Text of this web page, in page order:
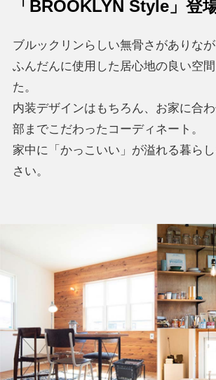
「BROOKLYN Style」登
ブルックリンらしい無骨さがありな
ふんだんに使用した居心地の良い空
た。
内装デザインはもちろん、お家に合
部までこだわったコーディネート。
家中に「かっこいい」が溢れる暮ら
さい。